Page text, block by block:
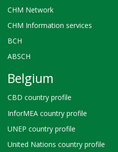
CHM Network
CHM Information services
BCH
ABSCH
Belgium
CBD country profile
InforMEA country profile
UNEP country profile
United Nations country profile